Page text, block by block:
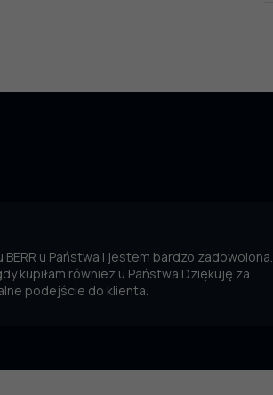
u Państwa i jestem bardzo zadowolona.
kupiłam również u Państwa Dziękuję za
podejście do klienta.